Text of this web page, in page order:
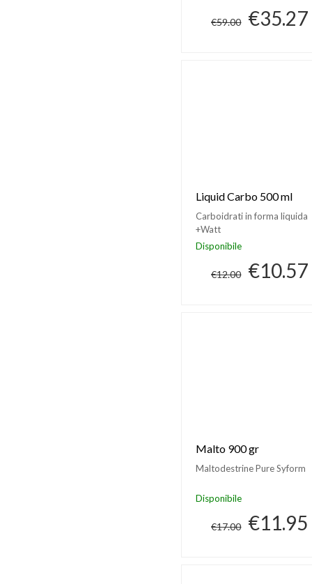
€59.00 €35.27
Liquid Carbo 500 ml
Carboidrati in forma liquida
+Watt
Disponibile
€12.00 €10.57
Malto 900 gr
Maltodestrine Pure Syform
Disponibile
€17.00 €11.95